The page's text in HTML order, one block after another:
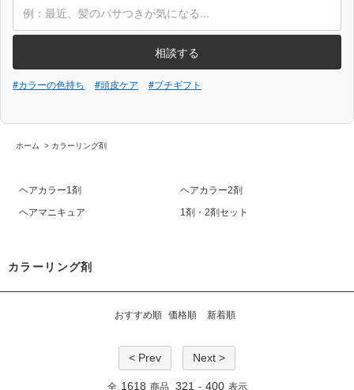
相談する
#カラーの色持ち #頭皮ケア #プチギフト
ホーム > カラーリング剤
ヘアカラー1剤
ヘアカラー2剤
ヘアマニキュア
1剤・2剤セット
カラーリング剤
おすすめ順 価格順 新着順
< Prev Next >
全 1618 商品 321 - 400 表示